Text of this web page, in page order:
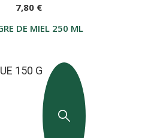
DE MIEL 250 ML
7,80 €